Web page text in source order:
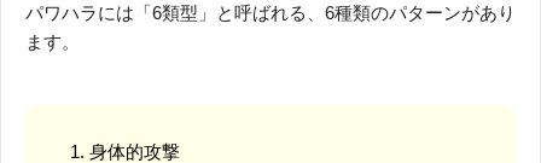
パワハラには「6類型」と呼ばれる、6種類のパターンがあり
ます。
身体的攻撃